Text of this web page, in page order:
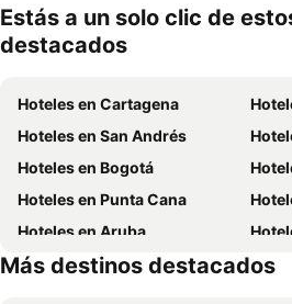
Estás a un solo clic de
destacados
Hoteles en Cartagena
Hoteles en San Andrés
Hoteles en Bogotá
Hoteles en Punta Cana
Hoteles en Aruba
Hoteles
Hoteles en Cundinamarca
Más destinos destacados